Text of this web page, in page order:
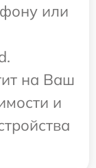
или
на Ваш
и